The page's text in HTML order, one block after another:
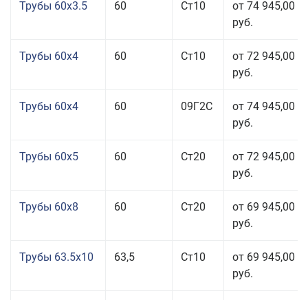
Трубы 60x3.5 60 Ст10
от 74 945,00
руб.
Трубы 60x4 60 Ст10
от 72 945,00
руб.
Трубы 60x4 60 09Г2С
от 74 945,00
руб.
Трубы 60x5 60 Ст20
от 72 945,00
руб.
Трубы 60x8 60 Ст20
от 69 945,00
руб.
Трубы 63.5x10 63,5 Ст10
от 69 945,00
руб.